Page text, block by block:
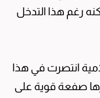
رغم هذا التدخل
انتصرت في هذا
صفعة قوية على